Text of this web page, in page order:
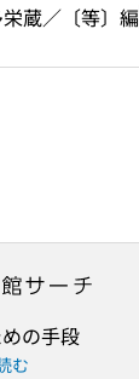
蔵／〔等〕編
の手段
む